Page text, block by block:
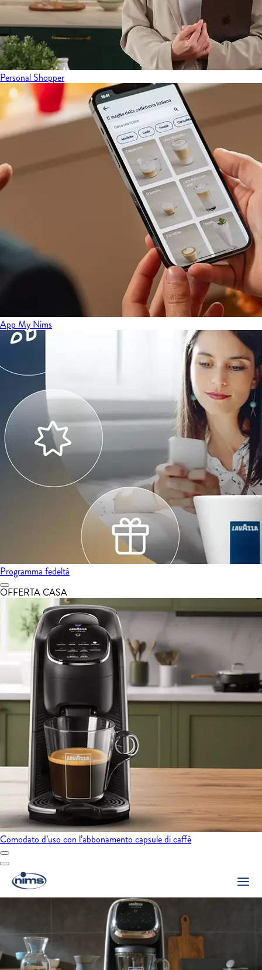
Personal Shopper
App My Nims
Programma fedeltà
OFFERTA CASA
Comodato d’uso con l’abbonamento capsule di caffè